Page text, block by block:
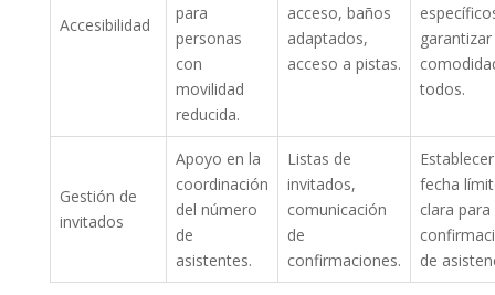
Accesibilidad
para
personas
con
movilidad
reducida.
acceso, baños
adaptados,
acceso a pistas.
todos.
Gestión de
invitados
Apoyo en la
coordinación
del número
de
asistentes.
Listas de
invitados,
comunicación
de
confirmaciones.
fecha
clara para
de